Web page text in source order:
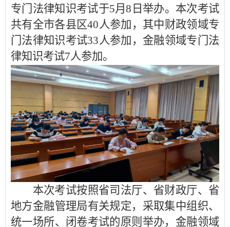
专门法律知识考试于5月8日举办。本次考试
共有全市各县区40人参加，其中财政领域专
门法律知识考试33人参加，金融领域专门法
律知识考试7人参加。
本次考试按照省司法厅、省财政厅、省
地方金融管理局有关规定，采取集中组织、
统一场所、闭卷考试的原则举办，金融领域